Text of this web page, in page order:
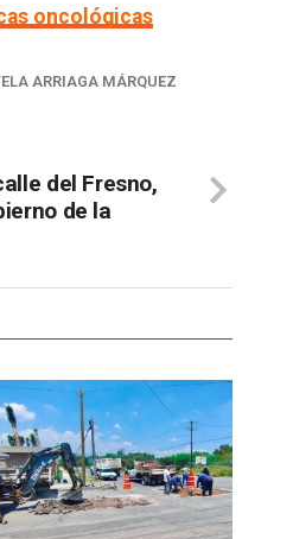
oncológicas
ARRIAGA MÁRQUEZ
del Fresno,
de la